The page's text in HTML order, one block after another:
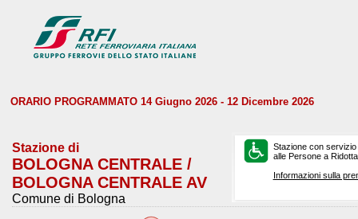
ORARIO PROGRAMMATO 14 Giugno 2026 - 12 Dicembre 2026
Stazione di
BOLOGNA CENTRALE /
BOLOGNA CENTRALE AV
Comune di Bologna
Stazione con
alle Persone a
Informazioni sulla